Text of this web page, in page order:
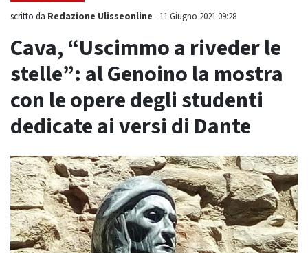
scritto da Redazione Ulisseonline - 11 Giugno 2021 09:28
Cava, “Uscimmo a riveder le
stelle”: al Genoino la mostra
con le opere degli studenti
dedicate ai versi di Dante